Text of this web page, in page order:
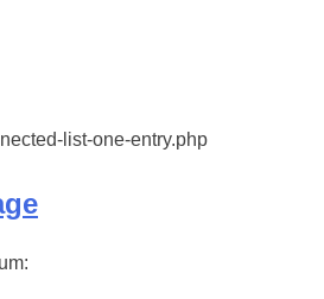
list-one-entry.php